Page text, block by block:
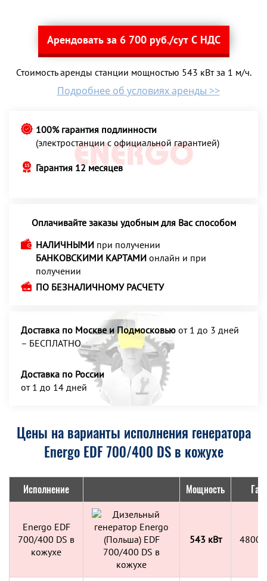
Арендовать за 6 700 руб./сут С НДС
Стоимость аренды станции мощностью 543 кВт за 1 м/ч.
Подробнее об условиях аренды >>
100% гарантия подлинности
(электростанции с официальной гарантией)
Гарантия 12 месяцев
Оплачивайте заказы удобным для Вас способом
НАЛИЧНЫМИ при получении
БАНКОВСКИМИ КАРТАМИ онлайн и при
получении
ПО БЕЗНАЛИЧНОМУ РАСЧЕТУ
Доставка по Москве и Подмосковью от 1 до 3 дней
– БЕСПЛАТНО
Доставка по России
от 1 до 14 дней
Цены на варианты исполнения генератора
Energo EDF 700/400 DS в кожухе
Исполнение Мощность
Energo EDF
700/400 DS в
кожухе
543 кВт